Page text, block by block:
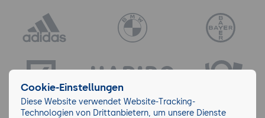
Cookie-Einstellungen
Diese Website verwendet Website-Tracking-
Technologien von Drittanbietern, um unsere Dienste